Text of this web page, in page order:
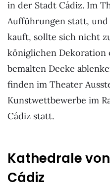
in der Stadt Cádiz. Im
Aufführungen statt,
kauft, sollte sich nicht
königlichen Dekoration
bemalten Decke
finden im Theater
Kunstwettbewerbe im
Cádiz statt.
Kathedrale
Cádiz